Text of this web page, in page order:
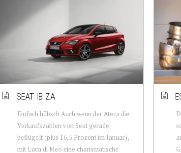
SEAT IBIZA
Einfach hübsch Auch wenn der Ateca die
Verkaufszahlen von Seat gerade
beflügelt (plus 16,5 Prozent im Januar),
mit Luca di Meo eine charismatische